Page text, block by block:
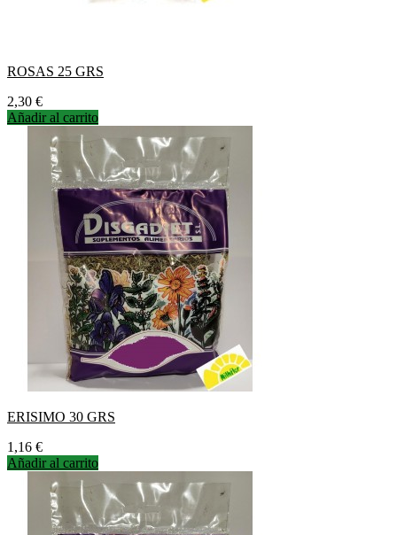
ROSAS 25 GRS
Precio
2,30 €
Añadir al carrito
ERISIMO 30 GRS
Precio
1,16 €
Añadir al carrito